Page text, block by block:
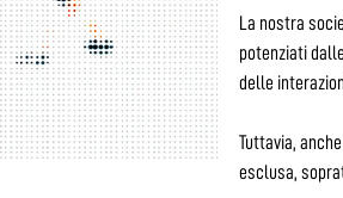
La nostra
potenziati
delle
Tuttavia,
esclusa,